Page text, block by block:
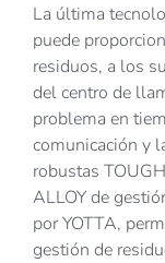
La última
puede
residuos, a los
del centro de
problema en
comunicación y
robustas
ALLOY de
por YOTTA,
gestión de